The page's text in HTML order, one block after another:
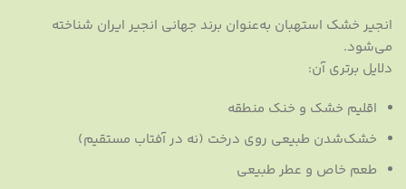
انجیر خشک استهبان به‌عنوان برند جهانی انجیر ایران شناخته
می‌شود.
دلایل برتری آن:
اقلیم خشک و خنک منطقه
خشک‌شدن طبیعی روی درخت (نه در آفتاب مستقیم)
طعم خاص و عطر طبیعی